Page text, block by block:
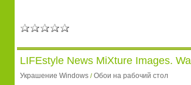
LIFEstyle News MiXture Images.
Украшение Windows / Обои на рабочий стол